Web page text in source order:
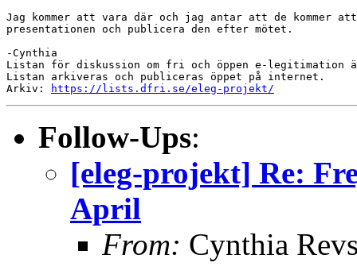
Jag kommer att vara där och jag antar att de kommer
presentationen och publicera den efter mötet.
-Cynthia
Listan för diskussion om fri och öppen e-legitimation
Listan arkiveras och publiceras öppet på internet.
Arkiv:
https://lists.dfri.se/eleg-projekt/
Follow-Ups:
[eleg-projekt] Re:
April
From: Cynthia